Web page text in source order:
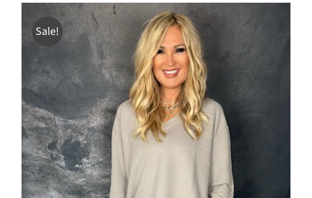
€129,90€89,00.
Sale!